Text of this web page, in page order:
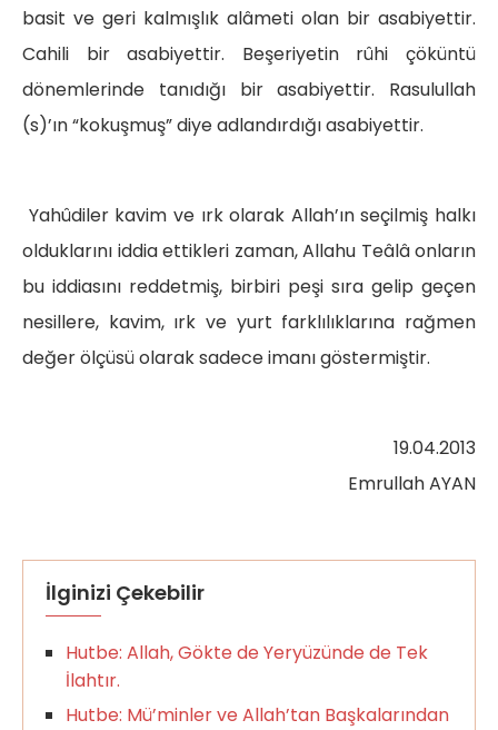
basit ve geri kalmışlık alâmeti olan bir asabiyettir.
Cahili bir asabiyettir. Beşeriyetin rûhi çöküntü
dönemlerinde tanıdığı bir asabiyettir. Rasulullah
(s)’ın “kokuşmuş” diye adlandırdığı asabiyettir.
Yahûdiler kavim ve ırk olarak Allah’ın seçilmiş halkı
olduklarını iddia ettikleri zaman, Allahu Teâlâ onların
bu iddiasını reddetmiş, birbiri peşi sıra gelip geçen
nesillere, kavim, ırk ve yurt farklılıklarına rağmen
değer ölçüsü olarak sadece imanı göstermiştir.
19.04.2013
Emrullah AYAN
İlginizi Çekebilir
Hutbe: Allah, Gökte de Yeryüzünde de Tek
İlahtır.
Hutbe: Mü’minler ve Allah’tan Başkalarından